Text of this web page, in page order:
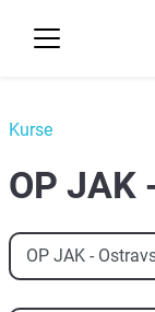
Kurse
OP JAK
Kursbereiche